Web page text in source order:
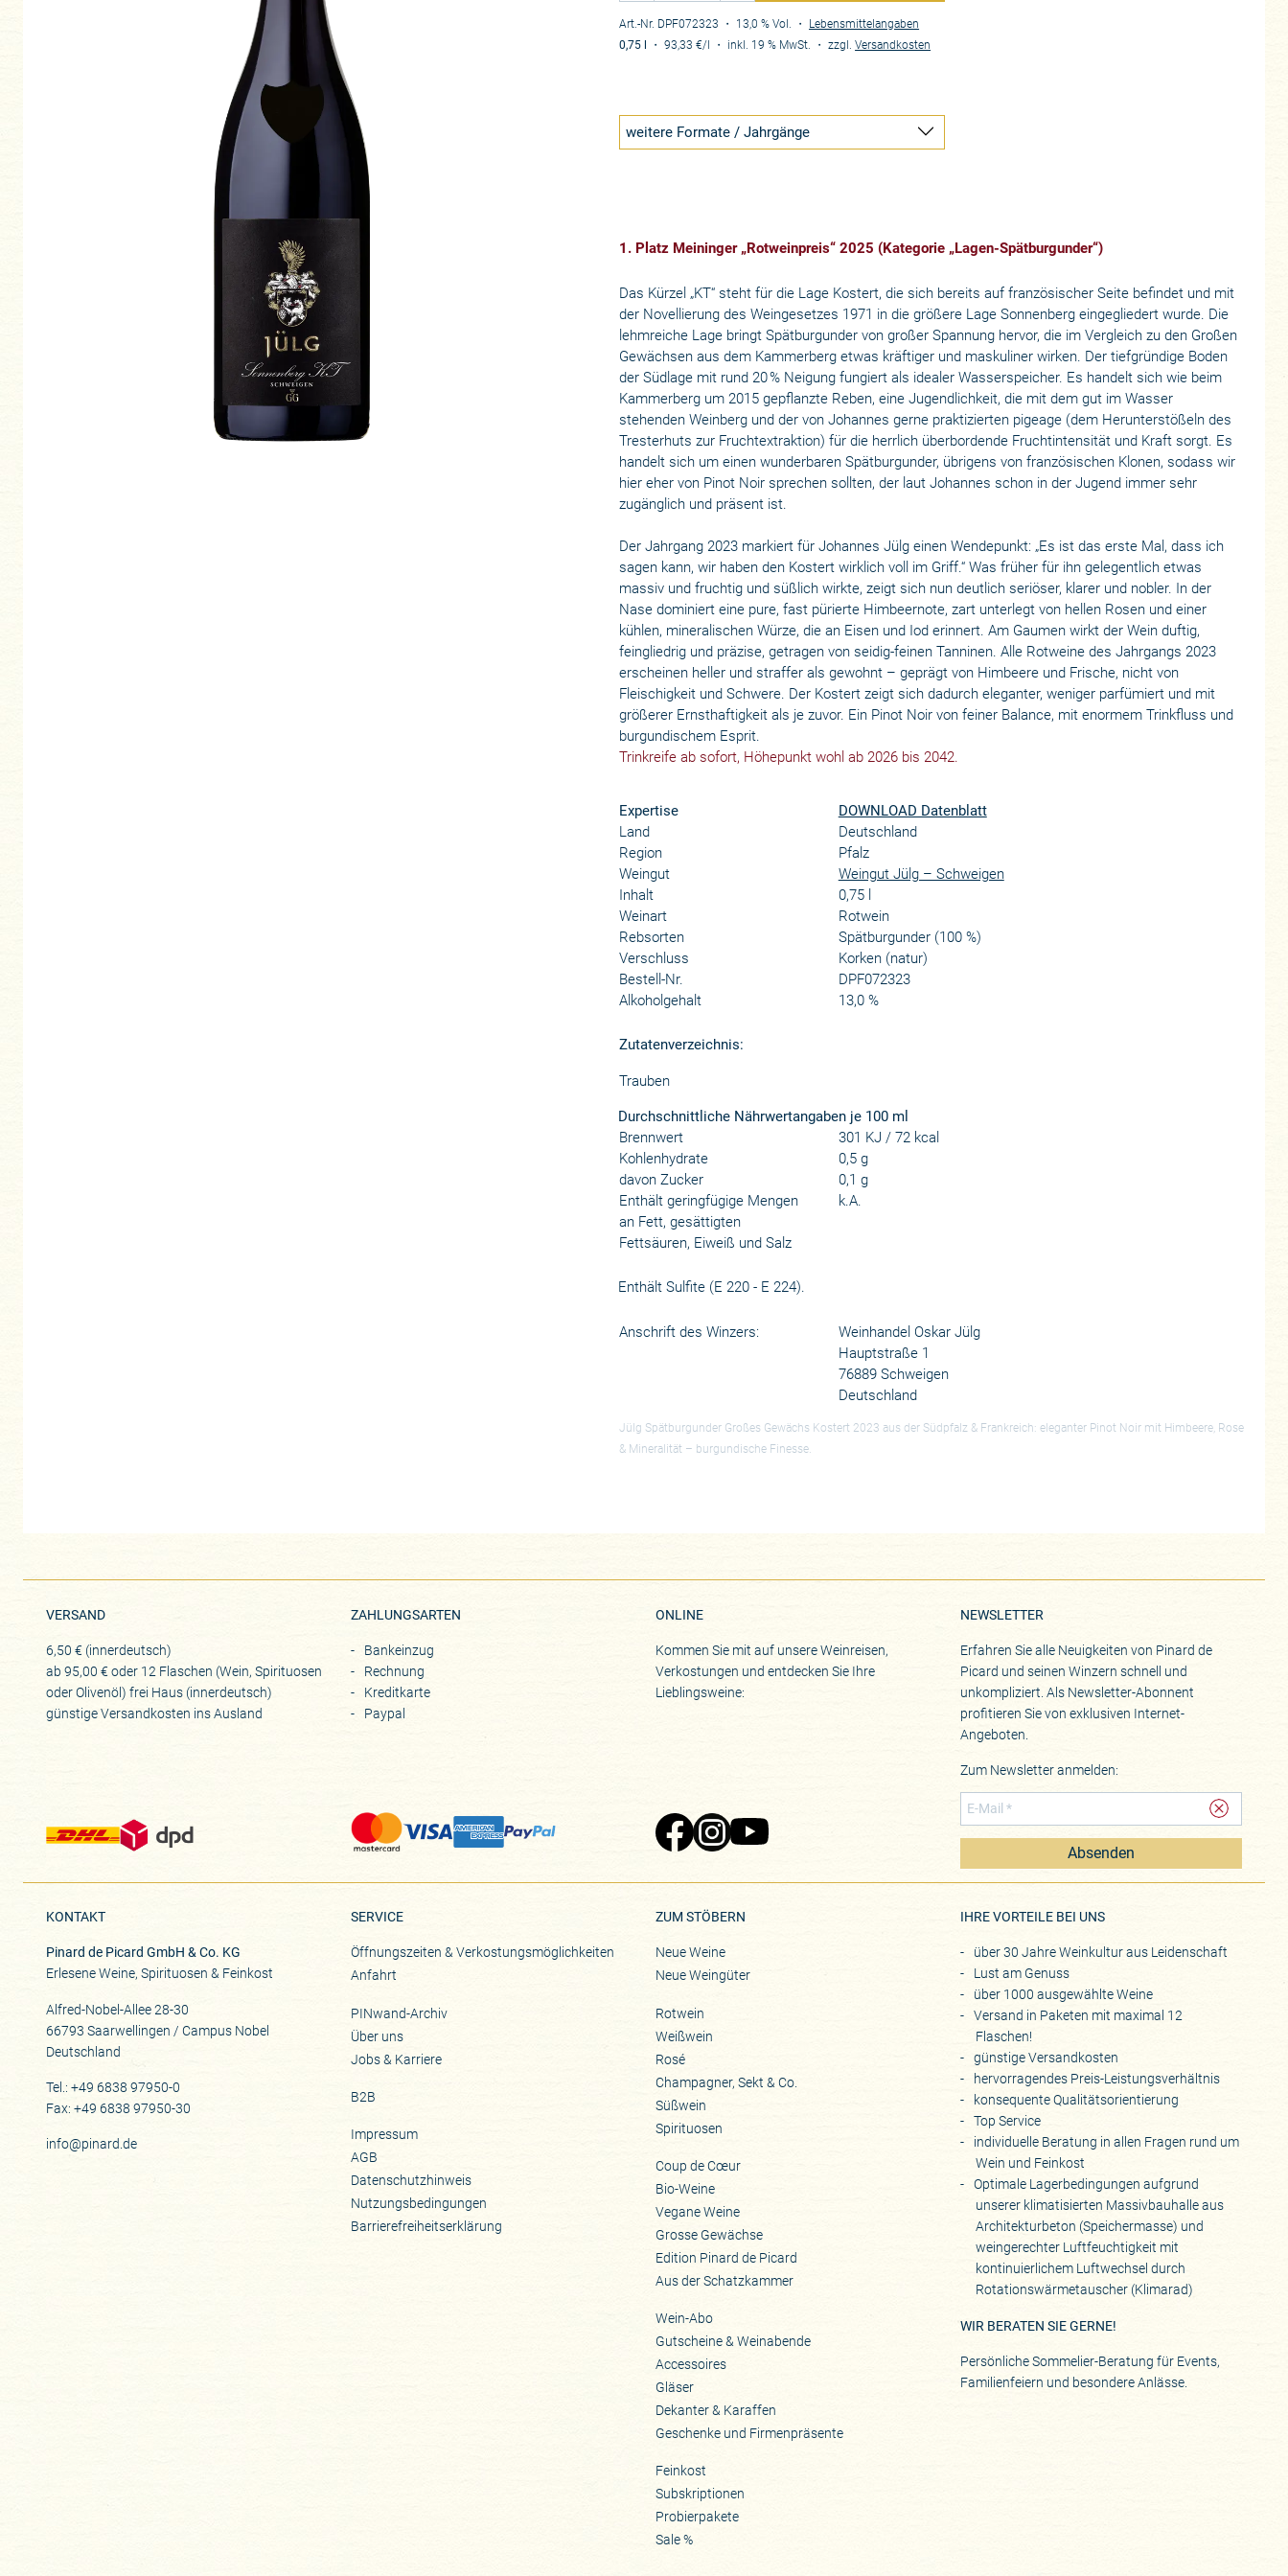
Art.-Nr. DPF072323 ・ 13,0 % Vol. ・ Lebensmittelangaben
0,75 l ・93,33 €/l ・ inkl. 19 % MwSt. ・zzgl.Versandkosten
weitere Formate / Jahrgänge
1. Platz Meininger „Rotweinpreis“ 2025 (Kategorie „Lagen-Spätburgunder“)
Das Kürzel „KT“ steht für die Lage Kostert, die sich bereits auf französischer Seite befindet und mit
der Novellierung des Weingesetzes 1971 in die größere Lage Sonnenberg eingegliedert wurde. Die
lehmreiche Lage bringt Spätburgunder von großer Spannung hervor, die im Vergleich zu den Großen
Gewächsen aus dem Kammerberg etwas kräftiger und maskuliner wirken. Der tiefgründige Boden
der Südlage mit rund 20 % Neigung fungiert als idealer Wasserspeicher. Es handelt sich wie beim
Kammerberg um 2015 gepflanzte Reben, eine Jugendlichkeit, die mit dem gut im Wasser
stehenden Weinberg und der von Johannes gerne praktizierten pigeage (dem Herunterstößeln des
Tresterhuts zur Fruchtextraktion) für die herrlich überbordende Fruchtintensität und Kraft sorgt. Es
handelt sich um einen wunderbaren Spätburgunder, übrigens von französischen Klonen, sodass wir
hier eher von Pinot Noir sprechen sollten, der laut Johannes schon in der Jugend immer sehr
zugänglich und präsent ist.
Der Jahrgang 2023 markiert für Johannes Jülg einen Wendepunkt: „Es ist das erste Mal, dass ich
sagen kann, wir haben den Kostert wirklich voll im Griff.“ Was früher für ihn gelegentlich etwas
massiv und fruchtig und süßlich wirkte, zeigt sich nun deutlich seriöser, klarer und nobler. In der
Nase dominiert eine pure, fast pürierte Himbeernote, zart unterlegt von hellen Rosen und einer
kühlen, mineralischen Würze, die an Eisen und Iod erinnert. Am Gaumen wirkt der Wein duftig,
feingliedrig und präzise, getragen von seidig-feinen Tanninen. Alle Rotweine des Jahrgangs 2023
erscheinen heller und straffer als gewohnt – geprägt von Himbeere und Frische, nicht von
Fleischigkeit und Schwere. Der Kostert zeigt sich dadurch eleganter, weniger parfümiert und mit
größerer Ernsthaftigkeit als je zuvor. Ein Pinot Noir von feiner Balance, mit enormem Trinkfluss und
burgundischem Esprit.
Trinkreife ab sofort, Höhepunkt wohl ab 2026 bis 2042.
Expertise
DOWNLOAD Datenblatt
Land
Deutschland
Region
Pfalz
Weingut
Weingut Jülg – Schweigen
Inhalt
0,75 l
Weinart
Rotwein
Rebsorten
Spätburgunder (100 %)
Verschluss
Korken (natur)
Bestell-Nr.
DPF072323
Alkoholgehalt
13,0 %
Zutatenverzeichnis:
Trauben
Durchschnittliche Nährwertangaben je 100 ml
Brennwert
301 KJ / 72 kcal
Kohlenhydrate
0,5 g
davon Zucker
0,1 g
Enthält geringfügige Mengen
an Fett, gesättigten
Fettsäuren, Eiweiß und Salz
k.A.
Enthält Sulfite (E 220 - E 224).
Anschrift des Winzers:
Weinhandel Oskar Jülg
Hauptstraße 1
76889 Schweigen
Deutschland
Jülg Spätburgunder Großes Gewächs Kostert 2023 aus der Südpfalz & Frankreich: eleganter Pinot Noir mit Himbeere, Rose
& Mineralität – burgundische Finesse.
VERSAND
6,50 € (innerdeutsch)
ab 95,00 € oder 12 Flaschen (Wein, Spirituosen
oder Olivenöl) frei Haus (innerdeutsch)
günstige Versandkosten ins Ausland
ZAHLUNGSARTEN
Bankeinzug
Rechnung
Kreditkarte
Paypal
ONLINE
Kommen Sie mit auf unsere Weinreisen,
Verkostungen und entdecken Sie Ihre
Lieblingsweine:
NEWSLETTER
Erfahren Sie alle Neuigkeiten von Pinard de
Picard und seinen Winzern schnell und
unkompliziert. Als Newsletter-Abonnent
profitieren Sie von exklusiven Internet-
Angeboten.
Zum Newsletter anmelden:
Absenden
KONTAKT
Pinard de Picard GmbH & Co. KG
Erlesene Weine, Spirituosen & Feinkost
Alfred-Nobel-Allee 28-30
66793 Saarwellingen / Campus Nobel
Deutschland
Tel.: +49 6838 97950-0
Fax: +49 6838 97950-30
info@pinard.de
SERVICE
Öffnungszeiten & Verkostungsmöglichkeiten
Anfahrt
PINwand-Archiv
Über uns
Jobs & Karriere
B2B
Impressum
AGB
Datenschutzhinweis
Nutzungsbedingungen
Barrierefreiheitserklärung
ZUM STÖBERN
Neue Weine
Neue Weingüter
Rotwein
Weißwein
Rosé
Champagner, Sekt & Co.
Süßwein
Spirituosen
Coup de Cœur
Bio-Weine
Vegane Weine
Grosse Gewächse
Edition Pinard de Picard
Aus der Schatzkammer
Wein-Abo
Gutscheine & Weinabende
Accessoires
Gläser
Dekanter & Karaffen
Geschenke und Firmenpräsente
Feinkost
Subskriptionen
Probierpakete
Sale %
IHRE VORTEILE BEI UNS
über 30 Jahre Weinkultur aus Leidenschaft
Lust am Genuss
über 1000 ausgewählte Weine
Versand in Paketen mit maximal 12
Flaschen!
günstige Versandkosten
hervorragendes Preis-Leistungsverhältnis
konsequente Qualitätsorientierung
Top Service
individuelle Beratung in allen Fragen rund um
Wein und Feinkost
Optimale Lagerbedingungen aufgrund
unserer klimatisierten Massivbauhalle aus
Architekturbeton (Speichermasse) und
weingerechter Luftfeuchtigkeit mit
kontinuierlichem Luftwechsel durch
Rotationswärmetauscher (Klimarad)
WIR BERATEN SIE GERNE!
Persönliche Sommelier-Beratung für Events,
Familienfeiern und besondere Anlässe.